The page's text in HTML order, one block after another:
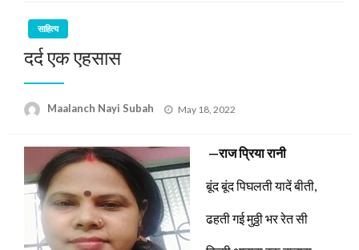
साहित्य
दर्द एक एहसास
Maalanch Nayi Subah
Posted
May 18, 2022
—राजप्रिया रानी
बूंद बूंद पिघलती यादें बीती,
ढहती गई मुठ्ठी भर रेत सी